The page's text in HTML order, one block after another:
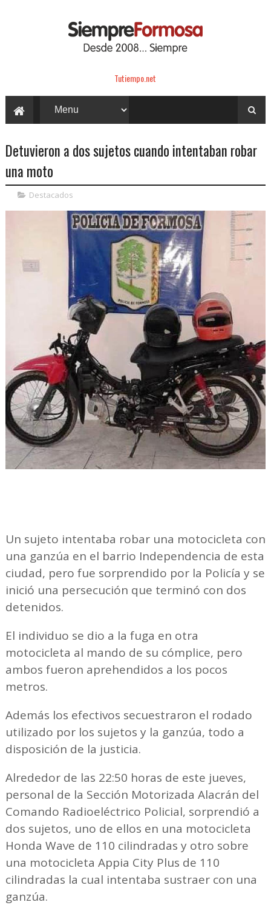
Tutiempo.net
Detuvieron a dos sujetos cuando intentaban robar
una moto
Destacados
Un sujeto intentaba robar una motocicleta con
una ganzúa en el barrio Independencia de esta
ciudad, pero fue sorprendido por la Policía y se
inició una persecución que terminó con dos
detenidos.
El individuo se dio a la fuga en otra
motocicleta al mando de su cómplice, pero
ambos fueron aprehendidos a los pocos
metros.
Además los efectivos secuestraron el rodado
utilizado por los sujetos y la ganzúa, todo a
disposición de la justicia.
Alrededor de las 22:50 horas de este jueves,
personal de la Sección Motorizada Alacrán del
Comando Radioeléctrico Policial, sorprendió a
dos sujetos, uno de ellos en una motocicleta
Honda Wave de 110 cilindradas y otro sobre
una motocicleta Appia City Plus de 110
cilindradas la cual intentaba sustraer con una
ganzúa.